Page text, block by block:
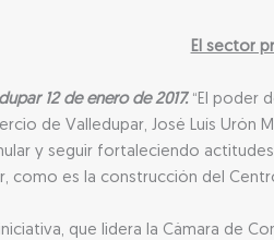
El sector
12 de enero de 2017.“El poder
de Valledupar, José Luís Urón
y seguir fortaleciendo
como es la construcción del
que lidera la Cámara de